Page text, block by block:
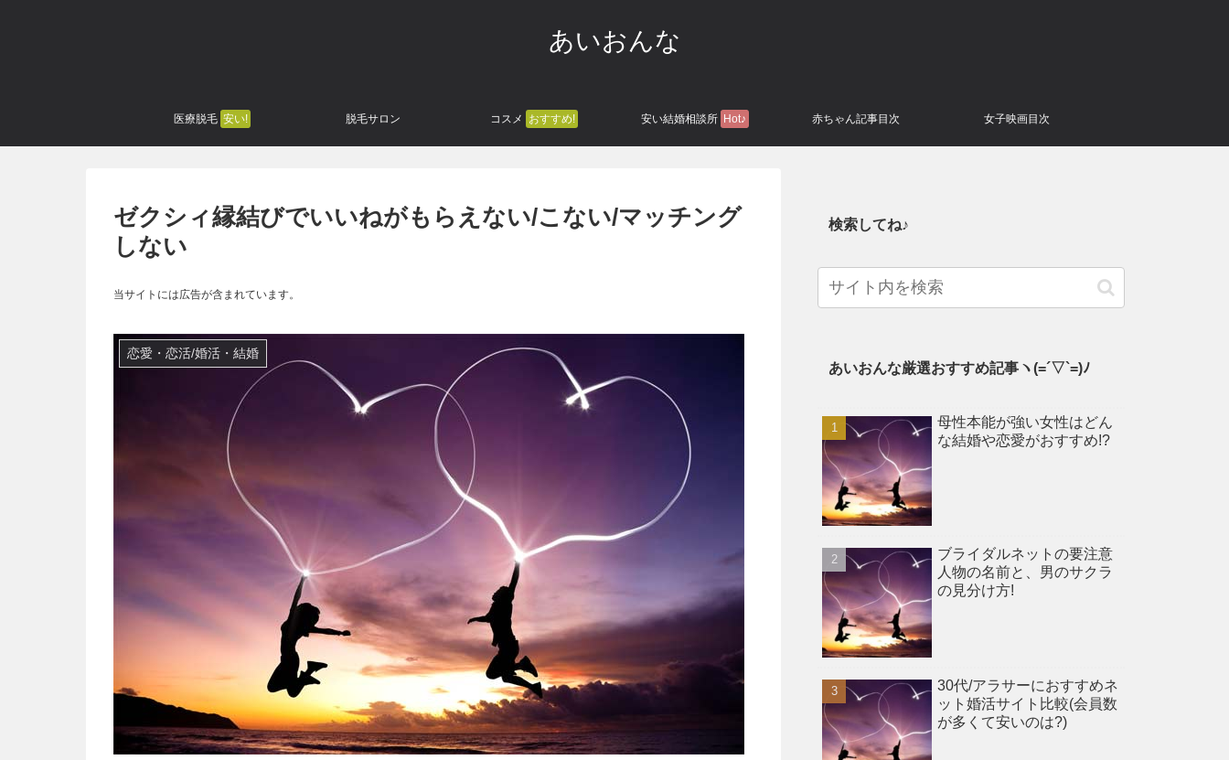
あいおんな
医療脱毛 安い! 脱毛サロン コスメ おすすめ! 安い結婚相談所 Hot♪ 赤ちゃん記事目次 女子映画目次
ゼクシィ縁結びでいいねがもらえない/こない/マッチング
しない
当サイトには広告が含まれています。
恋愛・恋活/婚活・結婚
検索してね♪
あいおんな厳選おすすめ記事ヽ(=´▽`=)ﾉ
母性本能が強い女性はどん
な結婚や恋愛がおすすめ!?
ブライダルネットの要注意
人物の名前と、男のサクラ
の見分け方!
30代/アラサーにおすすめネ
ット婚活サイト比較(会員数
が多くて安いのは?)